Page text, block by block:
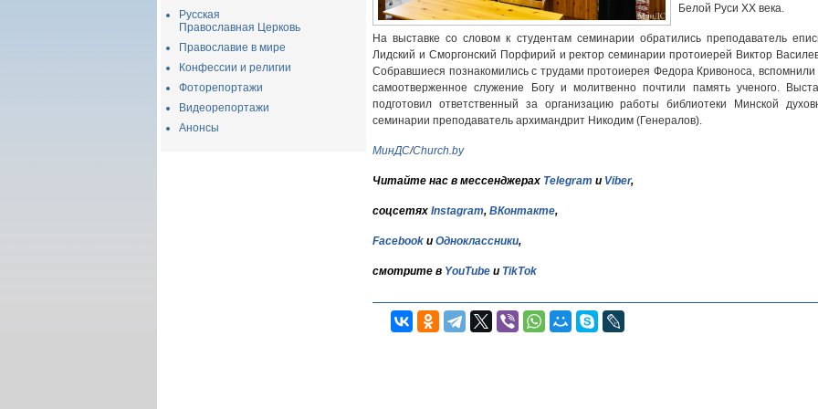
Русская
Православная Церковь
Православие в мире
Конфессии и религии
Фоторепортажи
Видеорепортажи
Анонсы
Белой Руси ХХ века.
На выставке со словом к студентам семинарии обратились преподаватель
Лидский и Сморгонский Порфирий и ректор семинарии протоиерей Виктор
Собравшиеся познакомились с трудами протоиерея Федора Кривоноса, вспомнили
самоотверженное служение Богу и молитвенно почтили память ученого.
подготовил ответственный за организацию работы библиотеки Минской
семинарии преподаватель архимандрит Никодим (Генералов).
МинДС/Church.by
Читайте нас в мессенджерах Telegram и Viber,
соцсетях Instagram, ВКонтакте,
Facebook и Одноклассники,
смотрите в YouTube и TikTok